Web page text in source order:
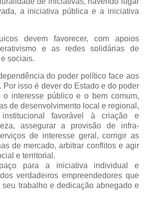
a iniciativa pública e a iniciativa
devem favorecer, com apoios
e as redes solidárias de
sociais.
do poder político face aos
Por isso é dever do Estado e do poder
o interesse público e o bem comum,
de desenvolvimento local e regional,
favorável à criação e
assegurar a provisão de infra-
de interesse geral, corrigir as
de mercado, arbitrar conflitos e agir
e territorial.
para a iniciativa individual e
verdadeiros empreendedores que
seu trabalho e dedicação abnegado e